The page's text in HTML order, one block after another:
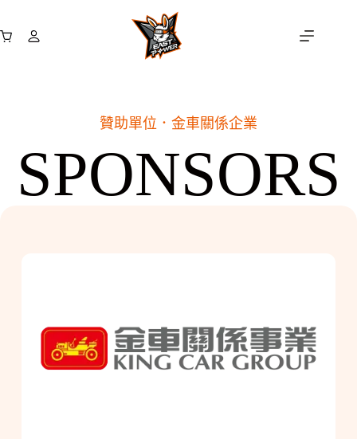
至
購
贊助單位． 金車關係企業
SPONSORS